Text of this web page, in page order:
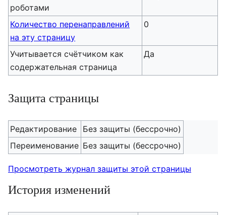
роботами
Количество перенаправлений
на эту страницу
0
Учитывается счётчиком как
содержательная страница
Да
Защита страницы
Редактирование
Без защиты (бессрочно)
Переименование Без защиты (бессрочно)
Просмотреть журнал защиты этой страницы
История изменений